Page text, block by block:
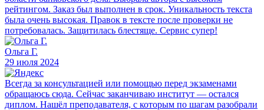
рейтингом. Заказ был выполнен в срок. Уникальность текста
была очень высокая. Правок в тексте после проверки не
потребовалась. Защитилась блестяще. Сервис супер!
Ольга Г.
29 июля 2024
Всегда за консультацией или помощью перед экзаменами
обращаюсь сюда. Сейчас заканчиваю институт — остался
диплом. Нашёл преподавателя, с которым по шагам разобрали